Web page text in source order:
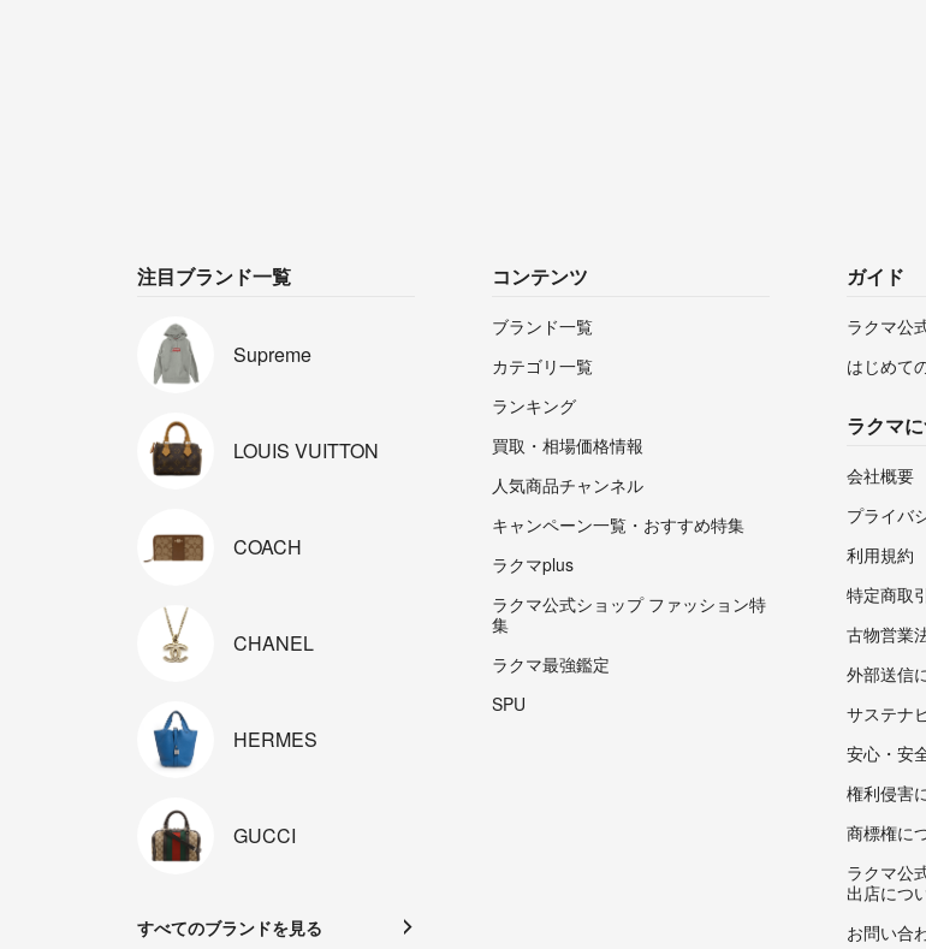
注目ブランド一覧
Supreme
LOUIS VUITTON
COACH
CHANEL
HERMES
GUCCI
すべてのブランドを見る
コンテンツ
ブランド一覧
カテゴリ一覧
ランキング
買取・相場価格情報
人気商品チャンネル
キャンペーン一覧・おすすめ特集
ラクマplus
ラクマ公式ショップ ファッション特
集
ラクマ最強鑑定
SPU
ガイド
ラクマ公
はじめて
ラクマ
会社概要
プライバ
利用規約
特定商取
古物営業
外部送信
サステナ
安心・安
権利侵害
商標権に
ラクマ公
出店につ
お問い合